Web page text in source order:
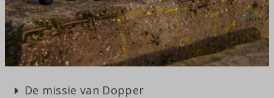
De missie van Dopper